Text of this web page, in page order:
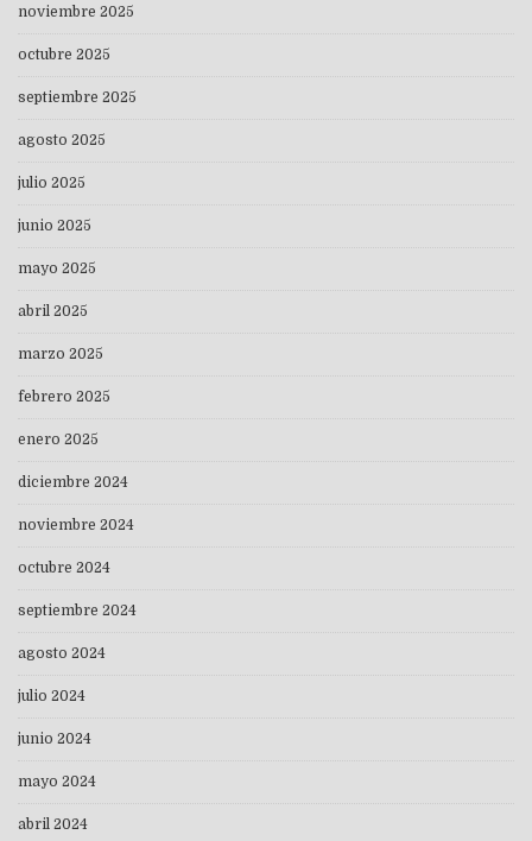
noviembre 2025
octubre 2025
septiembre 2025
agosto 2025
julio 2025
junio 2025
mayo 2025
abril 2025
marzo 2025
febrero 2025
enero 2025
diciembre 2024
noviembre 2024
octubre 2024
septiembre 2024
agosto 2024
julio 2024
junio 2024
mayo 2024
abril 2024